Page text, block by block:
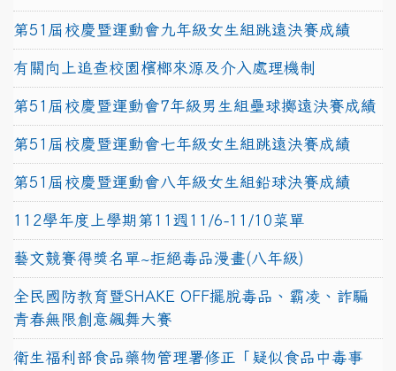
第51屆校慶暨運動會九年級女生組跳遠決賽成績
有關向上追查校園檳榔來源及介入處理機制
第51屆校慶暨運動會7年級男生組壘球擲遠決賽成績
第51屆校慶暨運動會七年級女生組跳遠決賽成績
第51屆校慶暨運動會八年級女生組鉛球決賽成績
112學年度上學期第11週11/6-11/10菜單
藝文競賽得獎名單~拒絕毒品漫畫(八年級)
全民國防教育暨SHAKE OFF擺脫毒品、霸凌、詐騙
青春無限創意飆舞大賽
衛生福利部食品藥物管理署修正「疑似食品中毒事